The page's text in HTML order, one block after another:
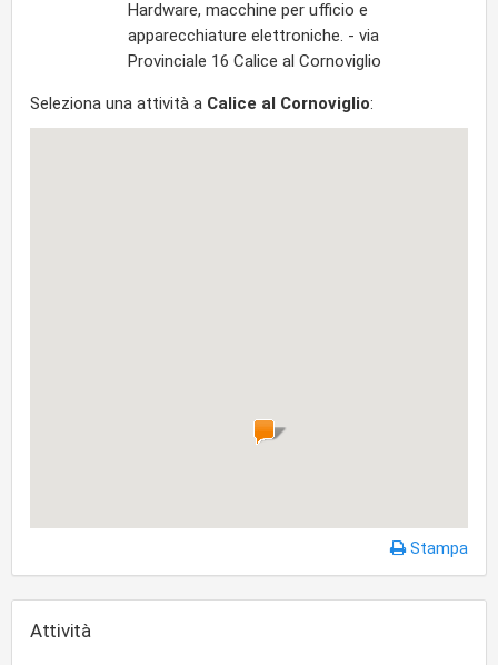
Hardware, macchine per ufficio e
apparecchiature elettroniche. - via
Provinciale 16 Calice al Cornoviglio
Seleziona una attività a Calice al Cornoviglio:
Stampa
Attività